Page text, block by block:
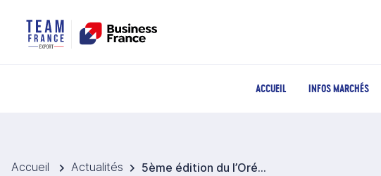
ACCUEIL INFOS MARCHÉS
Accueil Actualités 5ème édition du l’Oréal BIG BANG Challenge